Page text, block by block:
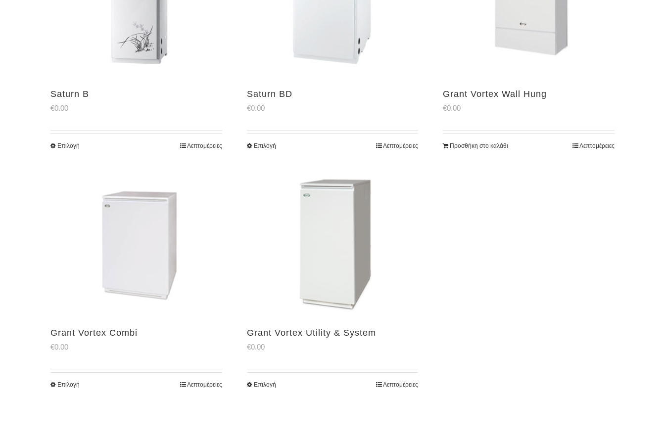
Saturn B
€0.00
Επιλογή Λεπτομέρειες
Saturn BD
€0.00
Επιλογή Λεπτομέρειες
Grant Vortex Wall Hung
€0.00
Προσθήκη στο καλάθι Λεπτομέρειες
Grant Vortex Combi
€0.00
Επιλογή Λεπτομέρειες
Grant Vortex Utility & System
€0.00
Επιλογή Λεπτομέρειες